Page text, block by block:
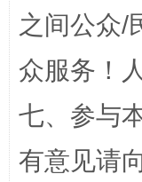
网上购
之间公众/
众服务！
七、参与
有意见请